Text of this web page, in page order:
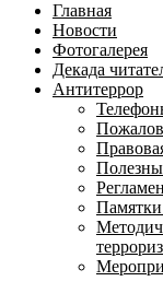
Главная
Новости
Фотогалерея
Декада
Антитеррор